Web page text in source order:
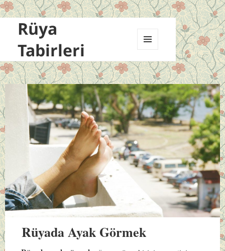
Rüya
Tabirleri
VE
BILEŞENLER
Rüyada Ayak Görmek